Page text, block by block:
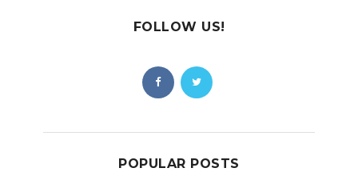
FOLLOW US!
POPULAR POSTS